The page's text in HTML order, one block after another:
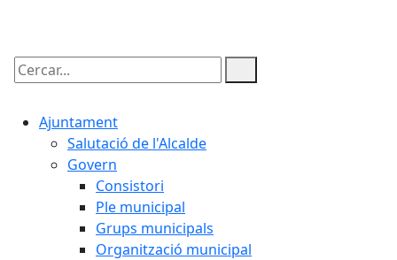
Cercar:
Ajuntament
Salutació de l'Alcalde
Govern
Consistori
Ple municipal
Grups municipals
Organització municipal